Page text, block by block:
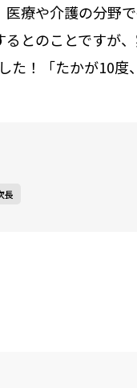
療や介護の分野
とのことですが
た！「たかが10
長